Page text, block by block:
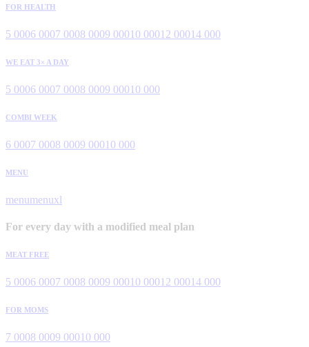
FOR HEALTH
5 0006 0007 0008 0009 00010 00012 00014 000
WE EAT 3× A DAY
5 0006 0007 0008 0009 00010 000
COMBI WEEK
6 0007 0008 0009 00010 000
MENU
menumenuxl
For every day with a modified meal plan
MEAT FREE
5 0006 0007 0008 0009 00010 00012 00014 000
FOR MOMS
7 0008 0009 00010 000